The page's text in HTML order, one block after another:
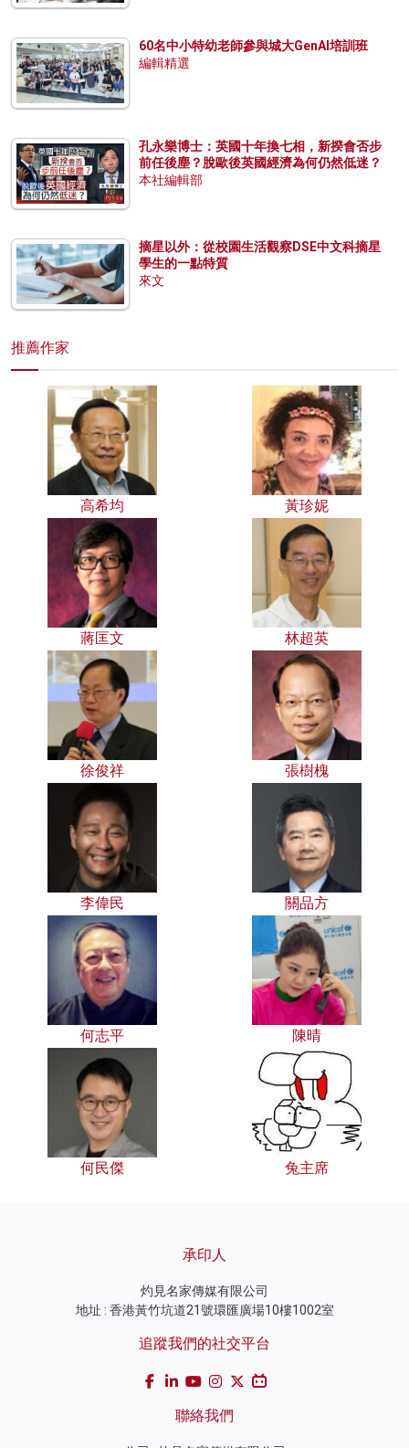
60名中小特幼老師參與城大GenAI培訓班
編輯精選
孔永樂博士：英國十年換七相，新揆會否步
前任後塵？脫歐後英國經濟為何仍然低迷？
本社編輯部
摘星以外：從校園生活觀察DSE中文科摘星
學生的一點特質
來文
推薦作家
高希均 黃珍妮
蔣匡文 林超英
徐俊祥 張樹槐
李偉民 關品方
何志平 陳晴
何民傑 兔主席
承印人
灼見名家傳媒有限公司
地址 : 香港黃竹坑道21號環匯廣場10樓1002室
追蹤我們的社交平台
聯絡我們